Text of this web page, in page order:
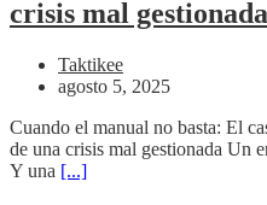
crisis mal gestionada
Taktikee
agosto 5, 2025
Cuando el manual no basta: El
de una crisis mal gestionada Un
Y una [...]